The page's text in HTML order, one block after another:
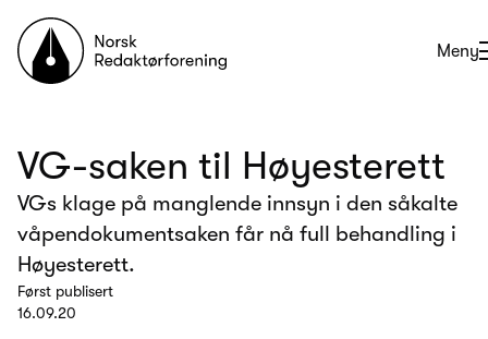
Til forsiden
Åpne
Meny
VG-saken til Høyesterett
VGs klage på manglende innsyn i den såkalte
våpendokumentsaken får nå full behandling i
Høyesterett.
Først publisert
16.09.20